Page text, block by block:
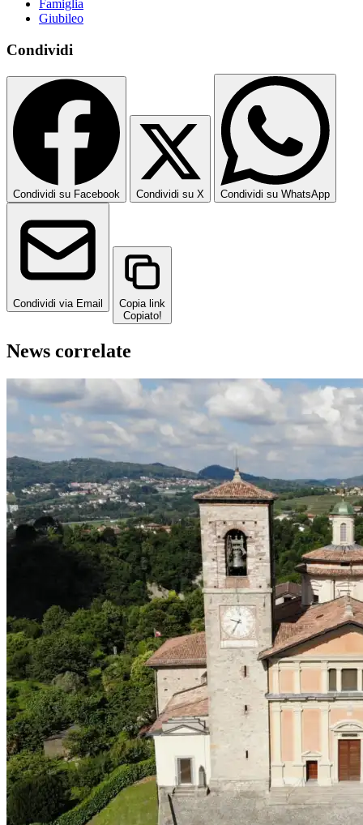
Famiglia
Giubileo
Condividi
Condividi su Facebook Condividi su X Condividi su WhatsApp
Condividi via Email
Copia link
Copiato!
News correlate